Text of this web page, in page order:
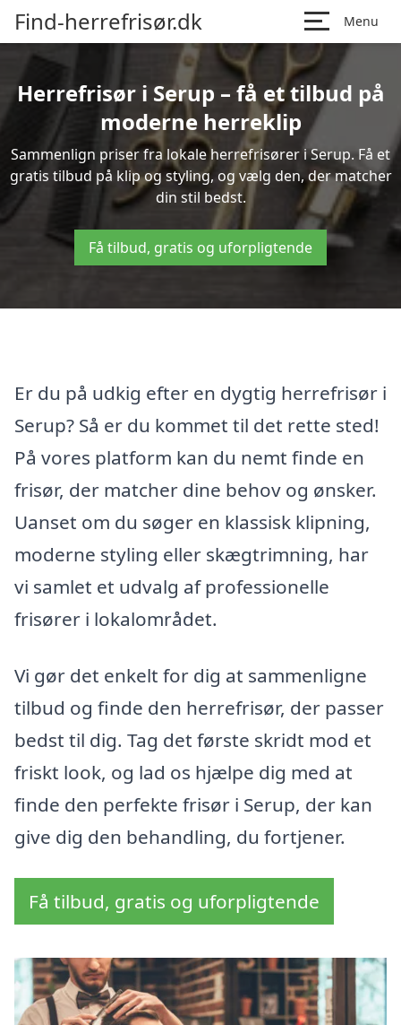
Find-herrefrisør.dk Menu
Herrefrisør i Serup – få et tilbud på
moderne herreklip
Sammenlign priser fra lokale herrefrisører i Serup. Få et
gratis tilbud på klip og styling, og vælg den, der matcher
din stil bedst.
Få tilbud, gratis og uforpligtende
Er du på udkig efter en dygtig herrefrisør i
Serup? Så er du kommet til det rette sted!
På vores platform kan du nemt finde en
frisør, der matcher dine behov og ønsker.
Uanset om du søger en klassisk klipning,
moderne styling eller skægtrimning, har
vi samlet et udvalg af professionelle
frisører i lokalområdet.
Vi gør det enkelt for dig at sammenligne
tilbud og finde den herrefrisør, der passer
bedst til dig. Tag det første skridt mod et
friskt look, og lad os hjælpe dig med at
finde den perfekte frisør i Serup, der kan
give dig den behandling, du fortjener.
Få tilbud, gratis og uforpligtende